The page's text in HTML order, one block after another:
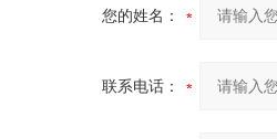
您的姓名：
联系电话：